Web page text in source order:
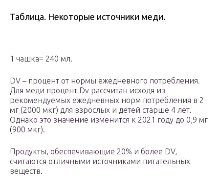
Таблица. Некоторые источники меди.
1 чашка= 240 мл.
DV – процент от нормы ежедневного потребления.
Для меди процент Dv рассчитан исходя из
рекомендуемых ежедневных норм потребления в 2
мг (2000 мкг) для взрослых и детей старше 4 лет.
Однако это значение изменится к 2021 году до 0,9 мг
(900 мкг).
Продукты, обеспечивающие 20% и более DV,
считаются отличными источниками питательных
веществ.